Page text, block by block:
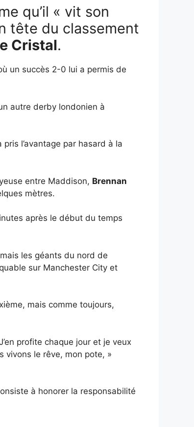
qu’il « vit son
tête du classement
Cristal.
un succès 2-0 lui a permis de
autre derby londonien à
l’avantage par hasard à la
entre Maddison, Brennan
mètres.
après le début du temps
les géants du nord de
sur Manchester City et
mais comme toujours,
profite chaque jour et je veux
vivons le rêve, mon pote, »
à honorer la responsabilité